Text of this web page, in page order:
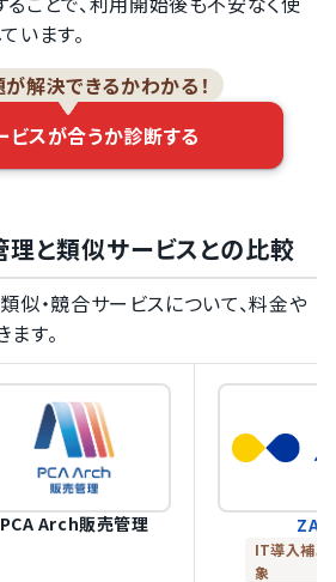
います。
解決できるかわかる！
ビスが合うか診断する
と類似サービスとの比較
似・競合サービスについて、料金や
す。
PCA Arch販売管理 ZAC
IT導入補助
象